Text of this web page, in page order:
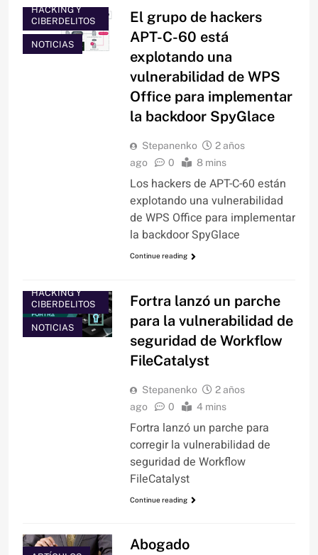
HACKING Y
CIBERDELITOS
NOTICIAS
El grupo de hackers
APT-C-60 está
explotando una
vulnerabilidad de WPS
Office para implementar
la backdoor SpyGlace
Stepanenko
2 años
ago
0 8 mins
Los hackers de APT-C-60 están
explotando una vulnerabilidad
de WPS Office para implementar
la backdoor SpyGlace
Continue reading
HACKING Y
CIBERDELITOS
NOTICIAS
Fortra lanzó un parche
para la vulnerabilidad de
seguridad de Workflow
FileCatalyst
Stepanenko
2 años
ago
0 4 mins
Fortra lanzó un parche para
corregir la vulnerabilidad de
seguridad de Workflow
FileCatalyst
Continue reading
Abogado